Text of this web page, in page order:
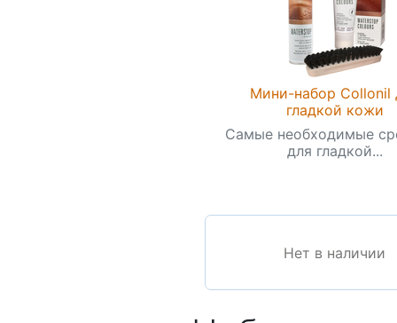
Мини-набор Collonil
гладкой кожи
Самые необходимые
для гладкой...
Нет в наличии